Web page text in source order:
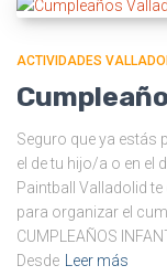
ACTIVIDADES
Seguro que ya estás
el de tu hijo/a o en el
Paintball Valladolid
para organizar el
CUMPLEAÑOS
Desde
Leer más